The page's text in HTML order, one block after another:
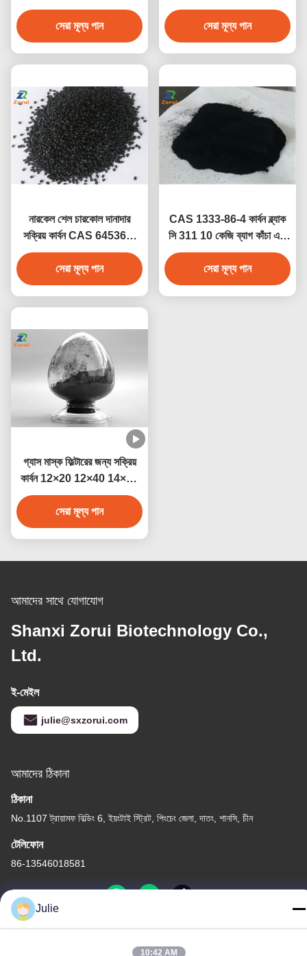
ব্যাগ CAS 645365-11-3
সেরা মূল্য পান
645365-11-3
সেরা মূল্য পান
নারকেল শেল চারকোল দানাদার
সক্রিয় কার্বন CAS 645365-
11-3
সেরা মূল্য পান
CAS 1333-86-4 কার্বন ব্ল্যাক
সি 311 10 কেজি ব্যাগ কাঁচা এবং
প্লাস্টিকের জন্য
সেরা মূল্য পান
গ্যাস মাস্ক ফিল্টারের জন্য সক্রিয়
কার্বন 12×20 12×40 14×40
18×40 12×30 CAS
64365-11-3
সেরা মূল্য পান
আমাদের সাথে যোগাযোগ
Shanxi Zorui Biotechnology Co.,
Ltd.
ই-মেইল
julie@sxzorui.com
আমাদের ঠিকানা
ঠিকানা
No.1107 ট্রায়ামফ বিল্ডিং 6, ইয়ংটাই স্ট্রিট, পিংচেং জেলা, দাতং, শানসি, চীন
টেলিফোন
86-13546018581
গোপনীয়তা নীতি|সাইট ম্যাপ
Julie
10:42 AM